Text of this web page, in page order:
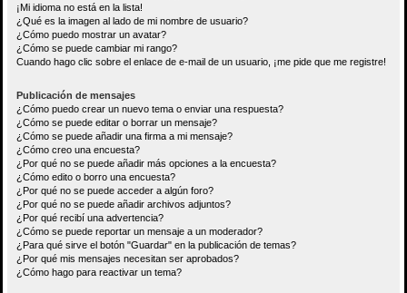
¡Mi idioma no está en la lista!
¿Qué es la imagen al lado de mi nombre de usuario?
¿Cómo puedo mostrar un avatar?
¿Cómo se puede cambiar mi rango?
Cuando hago clic sobre el enlace de e-mail de un usuario, ¡me pide que me registre!
Publicación de mensajes
¿Cómo puedo crear un nuevo tema o enviar una respuesta?
¿Cómo se puede editar o borrar un mensaje?
¿Cómo se puede añadir una firma a mi mensaje?
¿Cómo creo una encuesta?
¿Por qué no se puede añadir más opciones a la encuesta?
¿Cómo edito o borro una encuesta?
¿Por qué no se puede acceder a algún foro?
¿Por qué no se puede añadir archivos adjuntos?
¿Por qué recibí una advertencia?
¿Cómo se puede reportar un mensaje a un moderador?
¿Para qué sirve el botón "Guardar" en la publicación de temas?
¿Por qué mis mensajes necesitan ser aprobados?
¿Cómo hago para reactivar un tema?